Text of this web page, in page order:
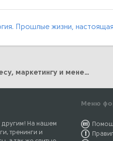
Прошлые жизни,
Курсы по Бизнесу, маркетингу и менеджменту
На нашем
тренинги и
Меню